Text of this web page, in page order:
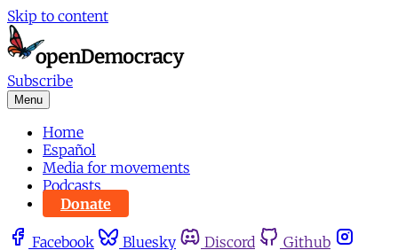
Skip to content
Subscribe
Menu
Home
Español
Media for movements
Podcasts
Donate
Facebook Bluesky Discord
Github